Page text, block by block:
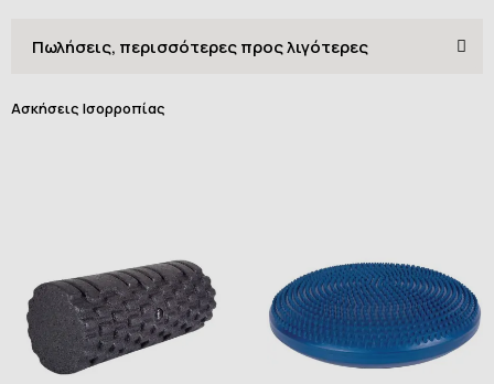
Ασκήσεις Ισορροπίας